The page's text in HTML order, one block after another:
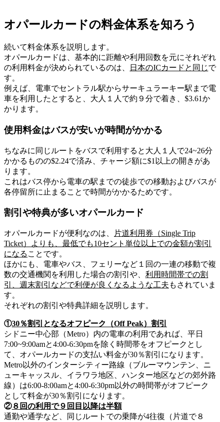
オパールカードの料金体系を知ろう
続いて料金体系を説明します。
オパールカードは、 基本的に距離や利用回数を元にそれぞれ
の利用料金が決められているのは、
日本のICカードと同じで
す。
例えば、電車でセントラル駅からサーキュラーキー駅まで電
車を利用したとすると、大人１人で約９分で着き、$3.61か
かります。
使用料金はバスが安いが時間がかかる
ちなみに 同じルートをバスで利用すると大人１人で24~26分
かかるものの$2.24で済み、チャージ額に$1以上の開き があ
ります。
これはバス停から電車の駅までの徒歩での移動およびバスが
各停留所に止まることで時間がかかるためです。
割引や特典が多いオパールカード
オパールカードが便利なのは、
片道利用券（Single Trip
Ticket）よりも、最低でも10セント単位以上での金額が割引
になる ことです。
ほかにも、電車やバス、フェリーなど１回の一連の移動で複
数の交通機関を利用 した場合の割引や、 利用時間帯での割
引、 週末割引 などで利便が良くなるような工夫 もされていま
す。
それぞれの割引や特典詳細を説明します。
①30％割引となるオフピーク（Off Peak）割引
シドニー中心部（Metro）内の電車の利用であれば、平日
7:00~9:00amと4:00-6:30pmを除く時間帯をオフピークとし
て、オパールカードの支払い料金が30％割引になります。
Metro以外のインターシティー路線（ブルーマウンテン、ニ
ューキャッスル、イラワラ地区、ハンター地区などの郊外路
線）は6:00-8:00amと4:00-6:30pm以外の時間帯がオフピーク
として料金が30％割引になります。
②８回の利用で９回目以降は半額
通勤や通学など、同じルートでの乗降が4往復（片道で８